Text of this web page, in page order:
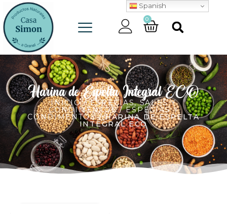
0
Harina de Espelta Integral ECO
INICIO/ESPECIAS, SALES Y
CONDIMENTOS/ESPECIAS Y
CONDIMENTOS/ HARINA DE ESPELTA
INTEGRAL ECO
Spanish